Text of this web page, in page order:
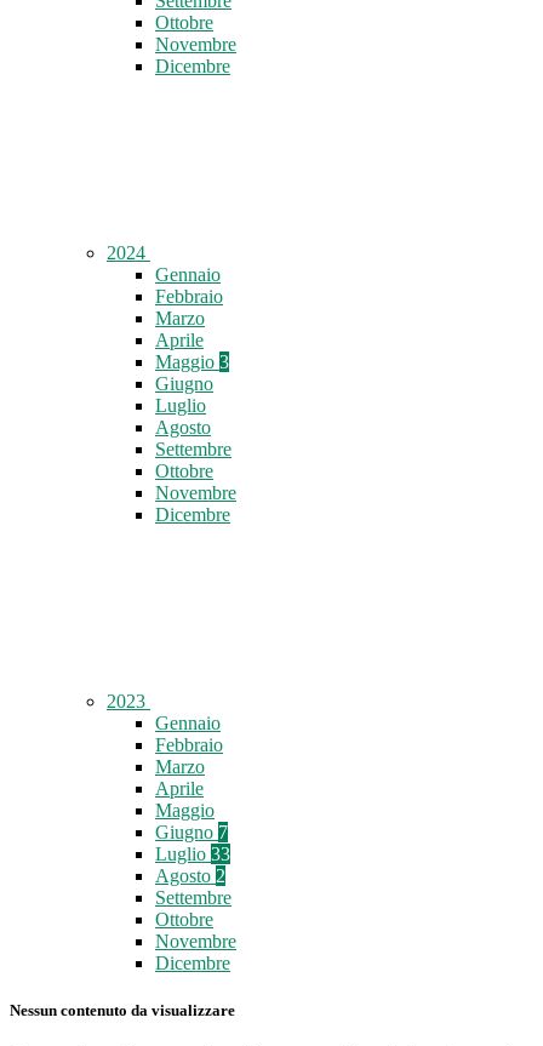
Ottobre
Novembre
Dicembre
2024
Gennaio
Febbraio
Marzo
Aprile
Maggio 3
Giugno
Luglio
Agosto
Settembre
Ottobre
Novembre
Dicembre
2023
Gennaio
Febbraio
Marzo
Aprile
Maggio
Giugno 7
Luglio 33
Agosto 2
Settembre
Ottobre
Novembre
Dicembre
Nessun contenuto da visualizzare